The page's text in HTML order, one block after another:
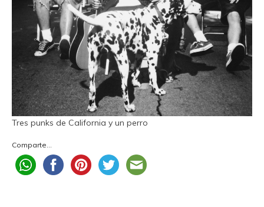
Tres punks de California y un perro
Comparte...